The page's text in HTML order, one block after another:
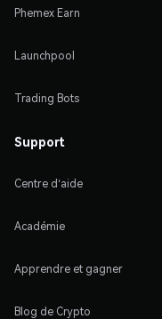
Phemex Earn
Launchpool
Trading Bots
Support
Centre d'aide
Académie
Apprendre et gagner
Blog de Crypto